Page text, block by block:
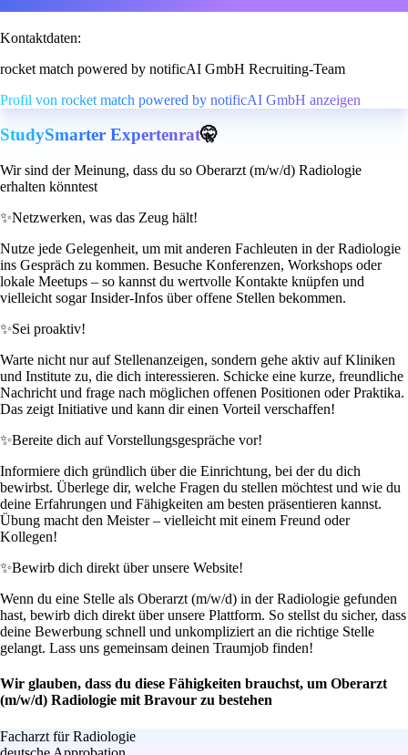
Kontaktdaten:
rocket match powered by notificAI GmbH Recruiting-Team
Profil von rocket match powered by notificAI GmbH anzeigen
StudySmarter Expertenrat🤫
Wir sind der Meinung, dass du so Oberarzt (m/w/d) Radiologie
erhalten könntest
✨Netzwerken, was das Zeug hält!
Nutze jede Gelegenheit, um mit anderen Fachleuten in der Radiologie
ins Gespräch zu kommen. Besuche Konferenzen, Workshops oder
lokale Meetups – so kannst du wertvolle Kontakte knüpfen und
vielleicht sogar Insider-Infos über offene Stellen bekommen.
✨Sei proaktiv!
Warte nicht nur auf Stellenanzeigen, sondern gehe aktiv auf Kliniken
und Institute zu, die dich interessieren. Schicke eine kurze, freundliche
Nachricht und frage nach möglichen offenen Positionen oder Praktika.
Das zeigt Initiative und kann dir einen Vorteil verschaffen!
✨Bereite dich auf Vorstellungsgespräche vor!
Informiere dich gründlich über die Einrichtung, bei der du dich
bewirbst. Überlege dir, welche Fragen du stellen möchtest und wie du
deine Erfahrungen und Fähigkeiten am besten präsentieren kannst.
Übung macht den Meister – vielleicht mit einem Freund oder
Kollegen!
✨Bewirb dich direkt über unsere Website!
Wenn du eine Stelle als Oberarzt (m/w/d) in der Radiologie gefunden
hast, bewirb dich direkt über unsere Plattform. So stellst du sicher, dass
deine Bewerbung schnell und unkompliziert an die richtige Stelle
gelangt. Lass uns gemeinsam deinen Traumjob finden!
Wir glauben, dass du diese Fähigkeiten brauchst, um Oberarzt
(m/w/d) Radiologie mit Bravour zu bestehen
Facharzt für Radiologie